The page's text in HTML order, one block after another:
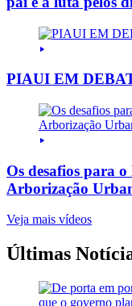
PIAUI EM
Os desafios para
Arborização
Veja mais vídeos
Últimas